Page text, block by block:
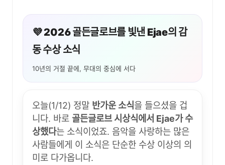
💜 2026 골든글로브를 빛낸 Ejae의 감
동 수상 소식
10년의 거절 끝에, 무대의 중심에 서다
오늘(1/12) 정말 반가운 소식을 들으셨을 겁
니다. 바로 골든글로브 시상식에서 Ejae가 수
상했다는 소식이었죠. 음악을 사랑하는 많은
사람들에게 이 소식은 단순한 수상 이상의 의
미로 다가옵니다.